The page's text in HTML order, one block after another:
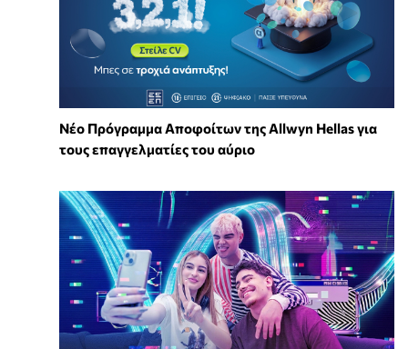
Νέο Πρόγραμμα Αποφοίτων της Allwyn Hellas για
τους επαγγελματίες του αύριο